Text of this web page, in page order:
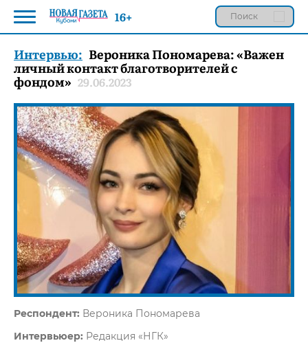
Интервью: Вероника Пономарева: «Важен
личный контакт благотворителей с
фондом» 29.06.2023
Респондент: Вероника Пономарева
Интервьюер: Редакция «НГК»
16+